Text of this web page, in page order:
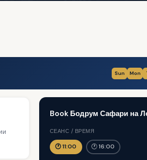
Sun Mon
Book Бодрум Сафари на
СЕАНС / ВРЕМЯ
🕐 11:00 🕐 16:00